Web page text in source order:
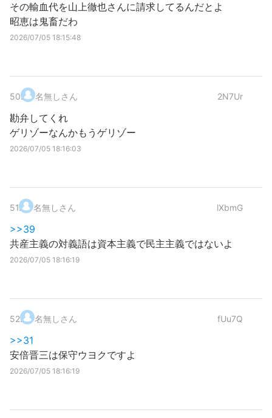
その輸血代を山上徹也さんに請求してるんだとよ
昭恵は鬼畜だわ
2026/07/05 18:15:48
50. 名無しさん 2N7Ur
勘弁してくれ
ゲリゾーなんかもうゲリゾー
2026/07/05 18:16:03
51. 名無しさん lXbmG
>>39
共産主義の対義語は資本主義で民主主義ではないよ
2026/07/05 18:16:19
52. 名無しさん fUu7Q
>>31
安倍晋三は保守ウヨクですよ
2026/07/05 18:16:19